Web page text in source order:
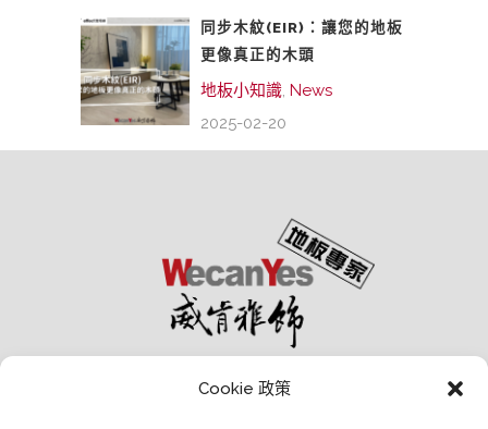
Cookie 政策
同步木紋(EIR)：讓您的地板
更像真正的木頭
地板小知識 News
2025-02-20